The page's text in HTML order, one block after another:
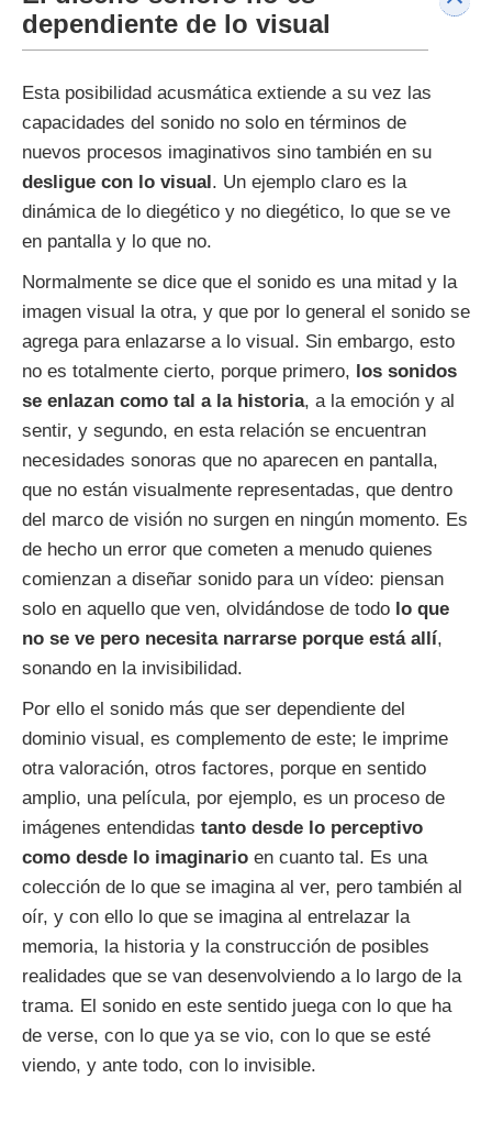
dependiente de lo visual
Esta posibilidad acusmática extiende a su vez las
capacidades del sonido no solo en términos de
nuevos procesos imaginativos sino también en su
desligue con lo visual. Un ejemplo claro es la
dinámica de lo diegético y no diegético, lo que se ve
en pantalla y lo que no.
Normalmente se dice que el sonido es una mitad y la
imagen visual la otra, y que por lo general el sonido se
agrega para enlazarse a lo visual. Sin embargo, esto
no es totalmente cierto, porque primero, los sonidos
se enlazan como tal a la historia, a la emoción y al
sentir, y segundo, en esta relación se encuentran
necesidades sonoras que no aparecen en pantalla,
que no están visualmente representadas, que dentro
del marco de visión no surgen en ningún momento. Es
de hecho un error que cometen a menudo quienes
comienzan a diseñar sonido para un vídeo: piensan
solo en aquello que ven, olvidándose de todo lo que
no se ve pero necesita narrarse porque está allí,
sonando en la invisibilidad.
Por ello el sonido más que ser dependiente del
dominio visual, es complemento de este; le imprime
otra valoración, otros factores, porque en sentido
amplio, una película, por ejemplo, es un proceso de
imágenes entendidas tanto desde lo perceptivo
como desde lo imaginario en cuanto tal. Es una
colección de lo que se imagina al ver, pero también al
oír, y con ello lo que se imagina al entrelazar la
memoria, la historia y la construcción de posibles
realidades que se van desenvolviendo a lo largo de la
trama. El sonido en este sentido juega con lo que ha
de verse, con lo que ya se vio, con lo que se esté
viendo, y ante todo, con lo invisible.